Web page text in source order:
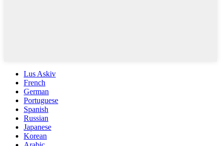
Lus Askiv
French
German
Portuguese
Spanish
Russian
Japanese
Korean